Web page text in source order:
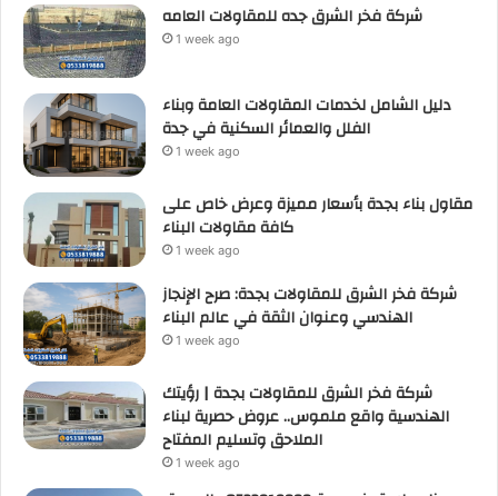
شركة فخر الشرق جده للمقاولات العامه
1 week ago
دليل الشامل لخدمات المقاولات العامة وبناء
الفلل والعمائر السكنية في جدة
1 week ago
مقاول بناء بجدة بأسعار مميزة وعرض خاص على
كافة مقاولات البناء
1 week ago
شركة فخر الشرق للمقاولات بجدة: صرح الإنجاز
الهندسي وعنوان الثقة في عالم البناء
1 week ago
شركة فخر الشرق للمقاولات بجدة | رؤيتك
الهندسية واقع ملموس.. عروض حصرية لبناء
الملاحق وتسليم المفتاح
1 week ago